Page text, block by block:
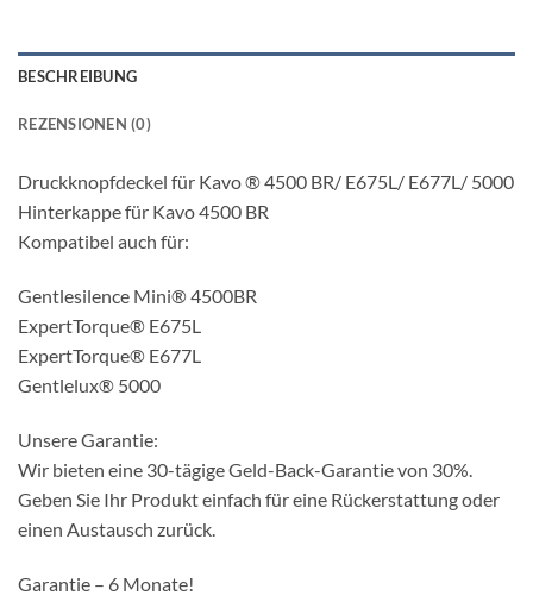
BESCHREIBUNG
REZENSIONEN (0)
Druckknopfdeckel für Kavo ® 4500 BR/ E675L/ E677L/ 5000
Hinterkappe für Kavo 4500 BR
Kompatibel auch für:
Gentlesilence Mini® 4500BR
ExpertTorque® E675L
ExpertTorque® E677L
Gentlelux® 5000
Unsere Garantie:
Wir bieten eine 30-tägige Geld-Back-Garantie von 30%.
Geben Sie Ihr Produkt einfach für eine Rückerstattung oder
einen Austausch zurück.
Garantie – 6 Monate!